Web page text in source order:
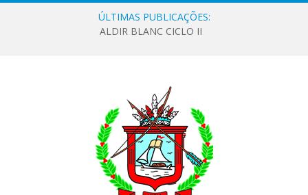
ÚLTIMAS PUBLICAÇÕES:
ALDIR BLANC CICLO II